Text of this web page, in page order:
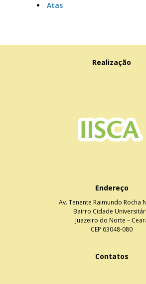
Atas
Realização
Endereço
Av. Tenente Raimundo Rocha
Bairro Cidade
Juazeiro do Norte –
CEP 63048-080
Contatos